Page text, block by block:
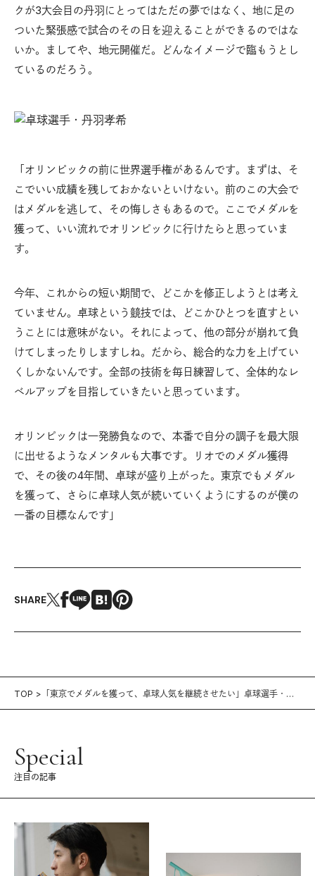
クが3大会目の丹羽にとってはただの夢ではなく、地に足の
ついた緊張感で試合のその日を迎えることができるのではな
いか。ましてや、地元開催だ。どんなイメージで臨もうとし
ているのだろう。
「オリンピックの前に世界選手権があるんです。まずは、そ
こでいい成績を残しておかないといけない。前のこの大会で
はメダルを逃して、その悔しさもあるので。ここでメダルを
獲って、いい流れでオリンピックに行けたらと思っていま
す。
今年、これからの短い期間で、どこかを修正しようとは考え
ていません。卓球という競技では、どこかひとつを直すとい
うことには意味がない。それによって、他の部分が崩れて負
けてしまったりしますしね。だから、総合的な力を上げてい
くしかないんです。全部の技術を毎日練習して、全体的なレ
ベルアップを目指していきたいと思っています。
オリンピックは一発勝負なので、本番で自分の調子を最大限
に出せるようなメンタルも大事です。リオでのメダル獲得
で、その後の4年間、卓球が盛り上がった。東京でもメダル
を獲って、さらに卓球人気が続いていくようにするのが僕の
一番の目標なんです」
SHARE
TOP
「東京でメダルを獲って、卓球人気を継続させたい」卓球選手・丹
Special
注目の記事